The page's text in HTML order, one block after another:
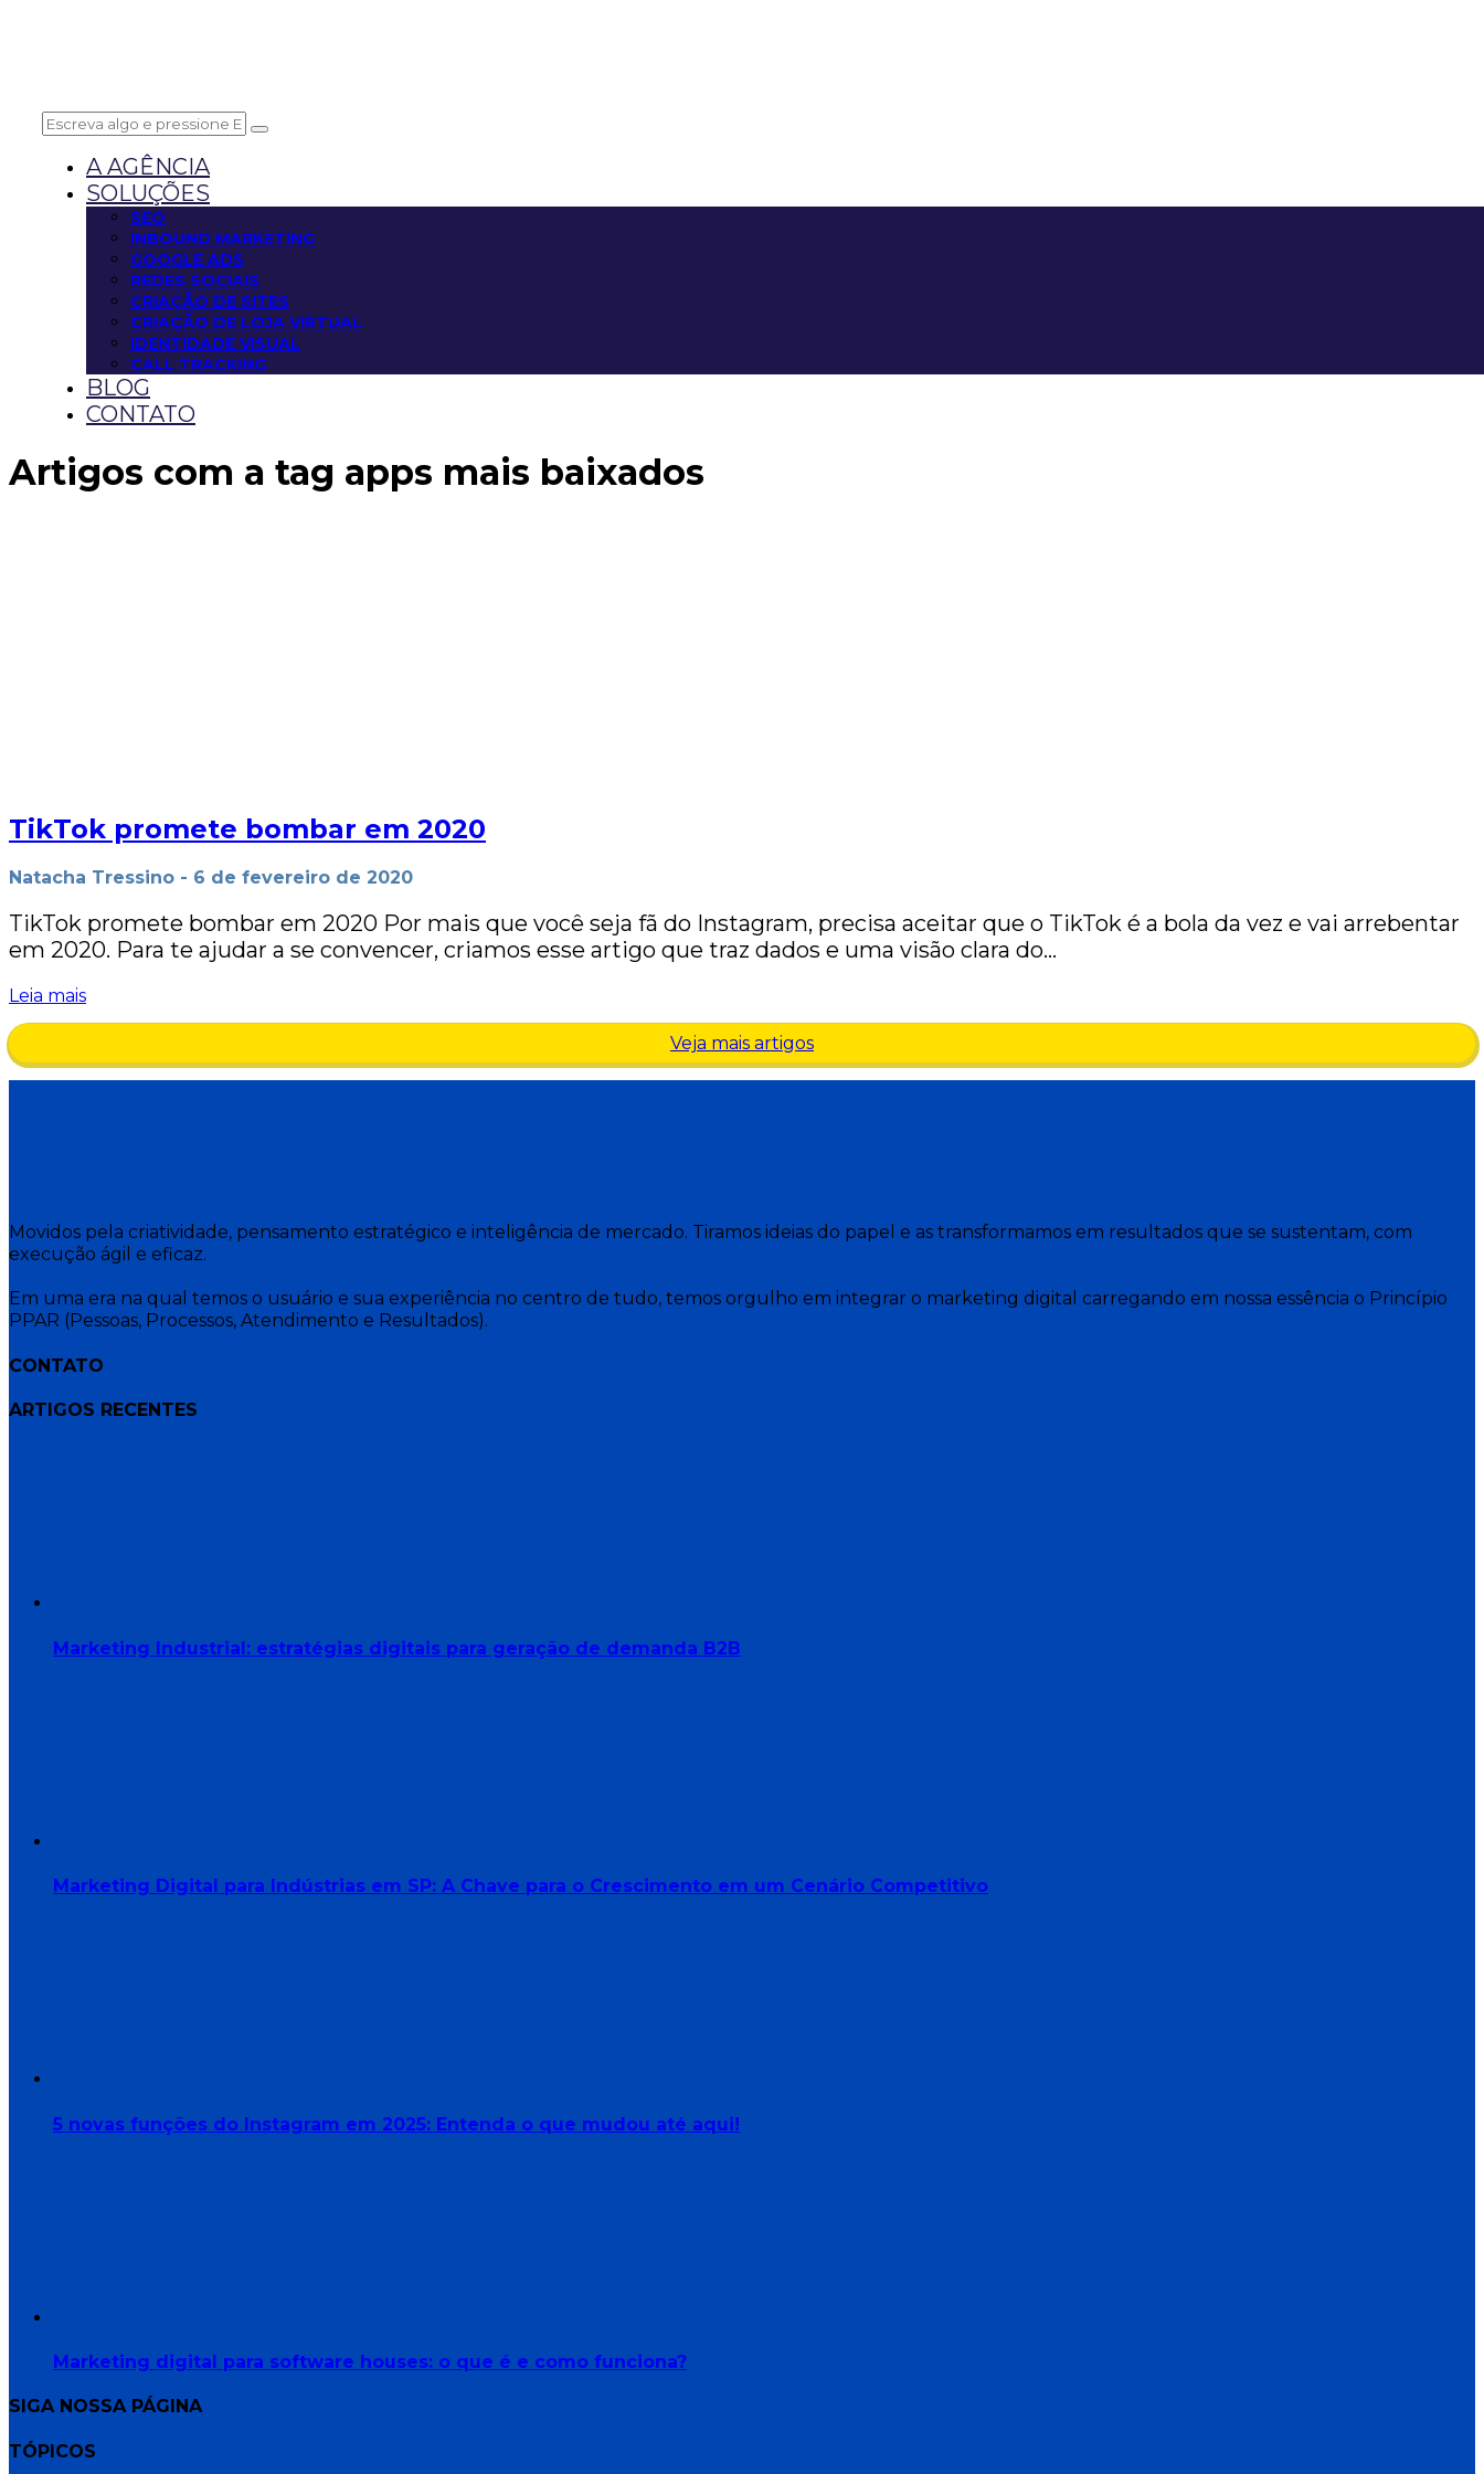
A AGÊNCIA
SOLUÇÕES
SEO
INBOUND MARKETING
GOOGLE ADS
REDES SOCIAIS
CRIAÇÃO DE SITES
CRIAÇÃO DE LOJA VIRTUAL
IDENTIDADE VISUAL
CALL TRACKING
BLOG
CONTATO
Artigos com a tag apps mais baixados
TikTok promete bombar em 2020
Natacha Tressino - 6 de fevereiro de 2020
TikTok promete bombar em 2020 Por mais que você seja fã do Instagram, precisa aceitar que o TikTok é a bola da vez e vai arrebentar
em 2020. Para te ajudar a se convencer, criamos esse artigo que traz dados e uma visão clara do…
Leia mais
Veja mais artigos
Movidos pela criatividade, pensamento estratégico e inteligência de mercado. Tiramos ideias do papel e as transformamos em resultados que se sustentam, com
execução ágil e eficaz.
Em uma era na qual temos o usuário e sua experiência no centro de tudo, temos orgulho em integrar o marketing digital carregando em nossa essência o Princípio
PPAR (Pessoas, Processos, Atendimento e Resultados).
CONTATO
ARTIGOS RECENTES
Marketing Industrial: estratégias digitais para geração de demanda B2B
Marketing Digital para Indústrias em SP: A Chave para o Crescimento em um Cenário Competitivo
5 novas funções do Instagram em 2025: Entenda o que mudou até aqui!
Marketing digital para software houses: o que é e como funciona?
SIGA NOSSA PÁGINA
TÓPICOS